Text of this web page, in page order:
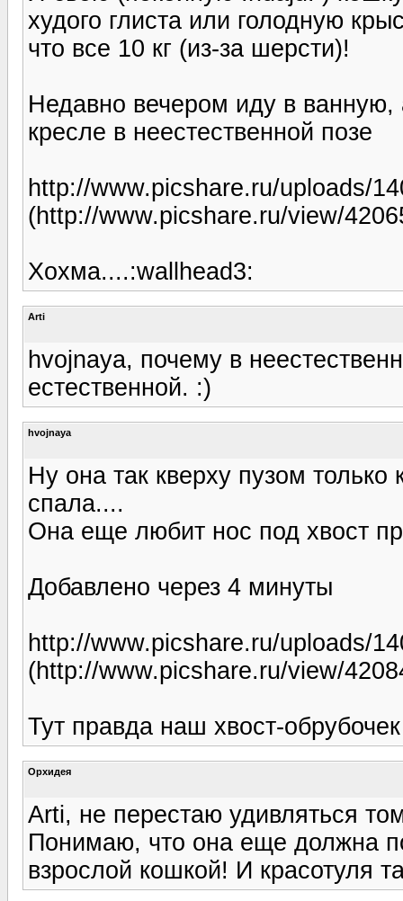
худого глиста или голодную
что все 10 кг (из-за шерсти)!
Недавно вечером иду в ванную,
кресле в неестественной позе
http://www.picshare.ru/uploads/
(http://www.picshare.ru/view/
Хохма....:wallhead3:
Arti
hvojnaya, почему в
естественной. :)
hvojnaya
Ну она так кверху пузом только
спала....
Она еще любит нос под хвост
Добавлено через 4 минуты
http://www.picshare.ru/uploads/
(http://www.picshare.ru/view/
Тут правда наш хвост-
Орхидея
Arti, не перестаю удивляться
Понимаю, что она еще должна
взрослой кошкой! И красотуля